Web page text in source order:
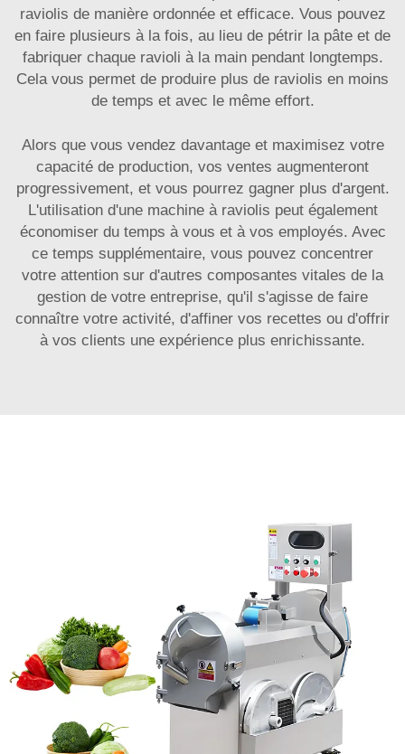
raviolis de manière ordonnée et efficace. Vous pouvez
en faire plusieurs à la fois, au lieu de pétrir la pâte et de
fabriquer chaque ravioli à la main pendant longtemps.
Cela vous permet de produire plus de raviolis en moins
de temps et avec le même effort.
Alors que vous vendez davantage et maximisez votre
capacité de production, vos ventes augmenteront
progressivement, et vous pourrez gagner plus d'argent.
L'utilisation d'une machine à raviolis peut également
économiser du temps à vous et à vos employés. Avec
ce temps supplémentaire, vous pouvez concentrer
votre attention sur d'autres composantes vitales de la
gestion de votre entreprise, qu'il s'agisse de faire
connaître votre activité, d'affiner vos recettes ou d'offrir
à vos clients une expérience plus enrichissante.